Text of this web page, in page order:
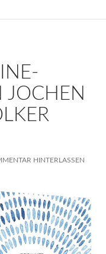
K
W
D
HINTERLASSEN